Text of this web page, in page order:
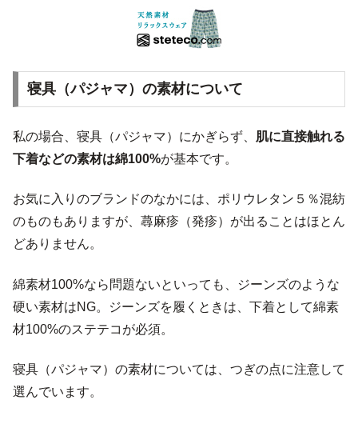
寝具（パジャマ）の素材について
私の場合、寝具（パジャマ）にかぎらず、 肌に直接触れる
下着などの素材は綿100%が基本です。
お気に入りのブランドのなかには、ポリウレタン５％混紡
のものもありますが、蕁麻疹（発疹）が出ることはほとん
どありません。
綿素材100%なら問題ないといっても、ジーンズのような
硬い素材はNG。ジーンズを履くときは、下着として綿素
材100%のステテコが必須。
寝具（パジャマ）の素材については、つぎの点に注意して
選んでいます。